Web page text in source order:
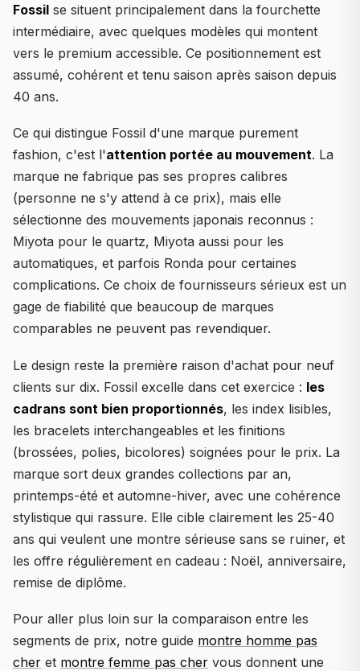
Fossil se situent principalement dans la fourchette
intermédiaire, avec quelques modèles qui montent
vers le premium accessible. Ce positionnement est
assumé, cohérent et tenu saison après saison depuis
40 ans.
Ce qui distingue Fossil d'une marque purement
fashion, c'est l'attention portée au mouvement. La
marque ne fabrique pas ses propres calibres
(personne ne s'y attend à ce prix), mais elle
sélectionne des mouvements japonais reconnus :
Miyota pour le quartz, Miyota aussi pour les
automatiques, et parfois Ronda pour certaines
complications. Ce choix de fournisseurs sérieux est un
gage de fiabilité que beaucoup de marques
comparables ne peuvent pas revendiquer.
Le design reste la première raison d'achat pour neuf
clients sur dix. Fossil excelle dans cet exercice : les
cadrans sont bien proportionnés, les index lisibles,
les bracelets interchangeables et les finitions
(brossées, polies, bicolores) soignées pour le prix. La
marque sort deux grandes collections par an,
printemps-été et automne-hiver, avec une cohérence
stylistique qui rassure. Elle cible clairement les 25-40
ans qui veulent une montre sérieuse sans se ruiner, et
les offre régulièrement en cadeau : Noël, anniversaire,
remise de diplôme.
Pour aller plus loin sur la comparaison entre les
segments de prix, notre guide montre homme pas
cher et montre femme pas cher vous donnent une